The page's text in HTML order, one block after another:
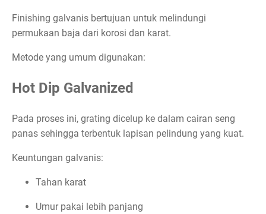
Finishing galvanis bertujuan untuk melindungi
permukaan baja dari korosi dan karat.
Metode yang umum digunakan:
Hot Dip Galvanized
Pada proses ini, grating dicelup ke dalam cairan seng
panas sehingga terbentuk lapisan pelindung yang kuat.
Keuntungan galvanis:
Tahan karat
Umur pakai lebih panjang